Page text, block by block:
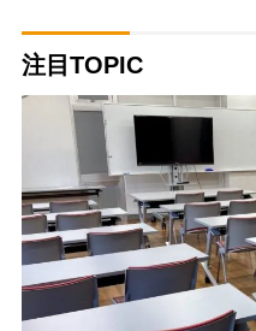
注目TOPIC